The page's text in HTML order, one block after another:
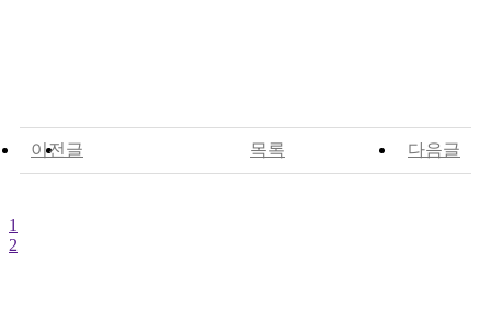
이전글 다음글
목록
1
2